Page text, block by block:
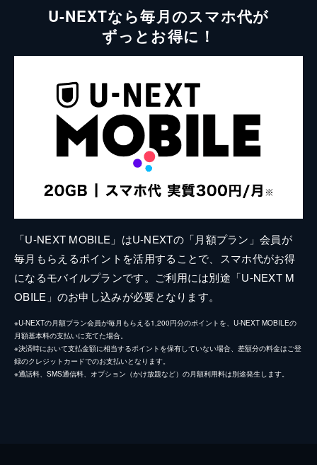
U-NEXTなら毎月のスマホ代が
ずっとお得に！
「U-NEXT MOBILE」はU-NEXTの「月額プラン」会員が
毎月もらえるポイントを活用することで、スマホ代がお得
になるモバイルプランです。ご利用には別途「U-NEXT M
OBILE」のお申し込みが必要となります。
※U-NEXTの月額プラン会員が毎月もらえる1,200円分のポイントを、U-NEXT MOBILEの
月額基本料の支払いに充てた場合。
※決済時において支払金額に相当するポイントを保有していない場合、差額分の料金はご登
録のクレジットカードでのお支払いとなります。
※通話料、SMS通信料、オプション（かけ放題など）の月額利用料は別途発生します。